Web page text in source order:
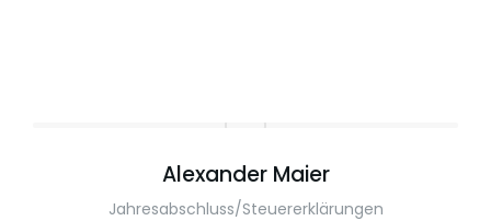
Alexander Maier
Jahresabschluss/Steuererklärungen